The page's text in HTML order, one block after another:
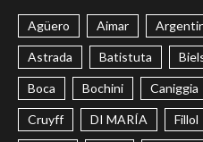
Agüero Aimar
Astrada Batistuta
Boca Bochini Caniggia
Cruyff DI MARÍA Fillol